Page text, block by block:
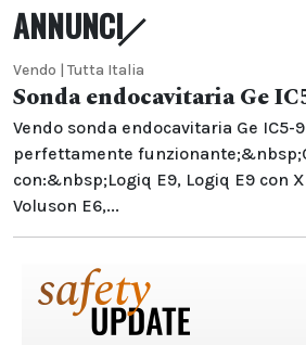
ANNUNCI
Vendo | Tutta Italia
Sonda endocavitaria Ge
Vendo sonda endocavitaria Ge IC5-
perfettamente
con:&nbsp;Logiq E9, Logiq E9 con
Voluson E6,...